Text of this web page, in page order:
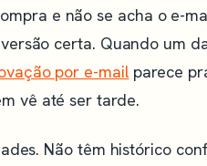
e não se acha o e-
certa. Quando um
por e-mail parece
vê até ser tarde.
Não têm histórico